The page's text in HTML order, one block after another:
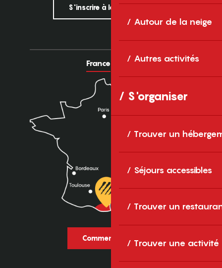
Autour de la neige
Autres activités
S'organiser
Trouver un
Séjours accessibles
Trouver un
Trouver une activité
S'inscrire à la newsletter
France Europe
Comment venir ?